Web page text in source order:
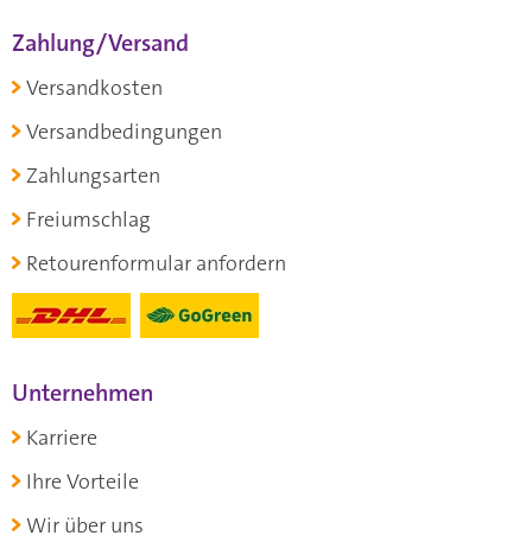
Zahlung/Versand
Versandkosten
Versandbedingungen
Zahlungsarten
Freiumschlag
Retourenformular anfordern
Unternehmen
Karriere
Ihre Vorteile
Wir über uns